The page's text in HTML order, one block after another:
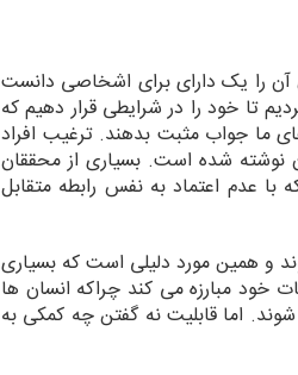
آن را یک دارای برای اشخاصی دانست
تا خود را در شرایطی قرار دهیم که
ما جواب مثبت بدهند. ترغیب افراد
نوشته شده است. بسیاری از محققان
عدم اعتماد به نفس رابطه متقابل
و همین مورد دلیلی است که بسیاری
خود مبارزه می کند چراکه انسان ها
اما قابلیت نه گفتن چه کمکی به